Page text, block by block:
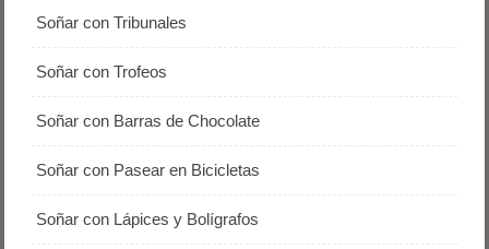
Soñar con Tribunales
Soñar con Trofeos
Soñar con Barras de Chocolate
Soñar con Pasear en Bicicletas
Soñar con Lápices y Bolígrafos